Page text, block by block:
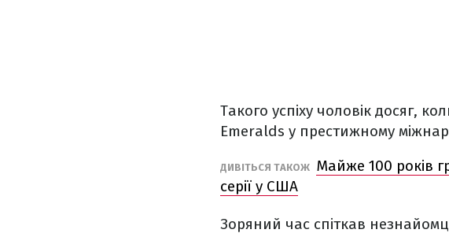
Такого успіху чоловік досяг,
Emeralds у престижному
ДИВІТЬСЯ ТАКОЖ Майже 100 років
серії у США
Зоряний час спіткав